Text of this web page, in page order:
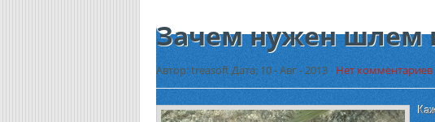
Зачем нужен шлем
Автор: treasoft Дата: 10 - Авг - 2013 Нет комментариев